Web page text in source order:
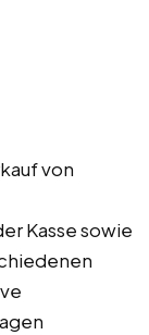
von
Kasse sowie